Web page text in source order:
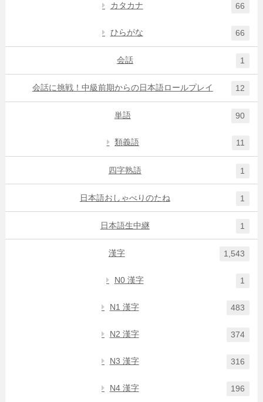
カタカナ 66
ひらがな 66
会話 1
会話に挑戦！中級前期からの日本語ロールプレイ 12
単語 90
類義語 11
四字熟語 1
日本語おしゃべりのたね 1
日本語生中継 1
漢字 1,543
N0 漢字 1
N1 漢字 483
N2 漢字 374
N3 漢字 316
N4 漢字 196